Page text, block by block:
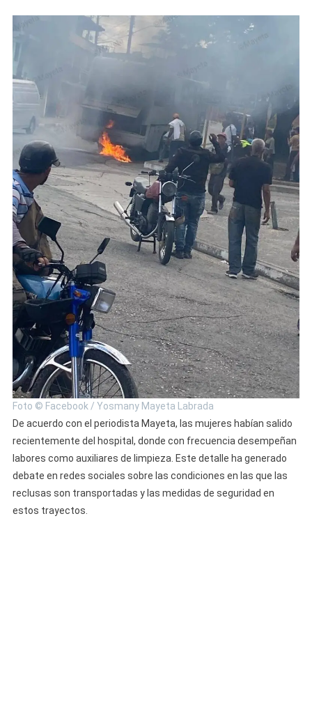
Foto © Facebook / Yosmany Mayeta Labrada
De acuerdo con el periodista Mayeta, las mujeres habían salido
recientemente del hospital, donde con frecuencia desempeñan
labores como auxiliares de limpieza. Este detalle ha generado
debate en redes sociales sobre las condiciones en las que las
reclusas son transportadas y las medidas de seguridad en
estos trayectos.